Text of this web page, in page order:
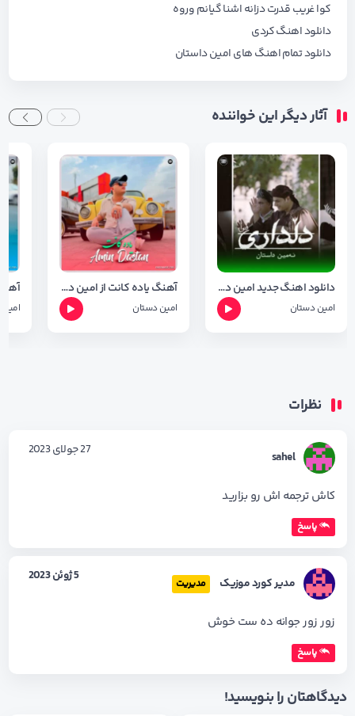
کوا غریب قدرت دزانه اشنا گیانم وروه
دانلود اهنگ کردی
دانلود تمام اهنگ هایامین داستان
آثار دیگر این خواننده
دانلود اهنگ جدید امین داستان بنام دلداری (فتوا۲)
امین دستان
آهنگ یاده کانت از امین داستان با کیفیت ۱۲۸ و ۳۲۰
امین دستان
نظرات
sahel 27 جولای 2023
کاش ترجمه اش رو بزارید
پاسخ
مدیر کورد موزیک مدیریت 5 ژوئن 2023
زور زور جوانه ده ست خوش
پاسخ
دیدگاهتان را بنویسید!